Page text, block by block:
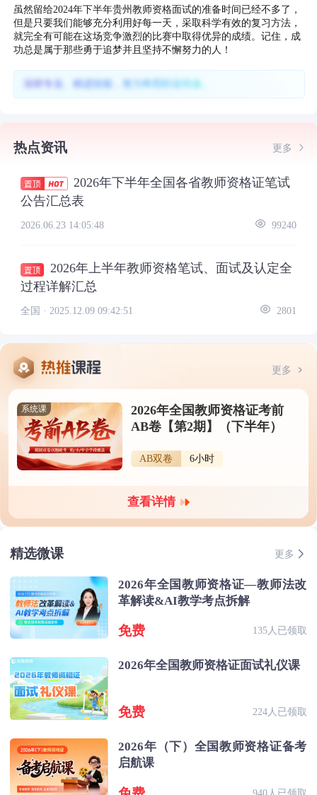
虽然留给2024年下半年贵州教师资格面试的准备时间已经不多了，
但是只要我们能够充分利用好每一天，采取科学有效的复习方法，
就完全有可能在这场竞争激烈的比赛中取得优异的成绩。记住，成
功总是属于那些勇于追梦并且坚持不懈努力的人！
深耕专业、精进技能，努力终照职业坦途。
热点资讯 更多
2026年下半年全国各省教师资格证笔试
公告汇总表
2026.06.23 14:05:48 99240
2026年上半年教师资格笔试、面试及认定全
过程详解汇总
全国 · 2025.12.09 09:42:51 2801
更多
系统课
2026年全国教师资格证考前
AB卷【第2期】（下半年）
AB双卷 6小时
查看详情
精选微课 更多
2026年全国教师资格证—教师法改
革解读&AI教学考点拆解
免费 135人已领取
2026年全国教师资格证面试礼仪课
免费 224人已领取
2026年（下）全国教师资格证备考
启航课
940人已领取